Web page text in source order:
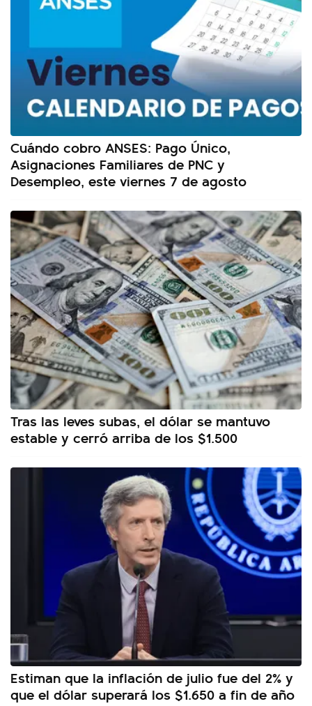
Cuándo cobro ANSES: Pago Único,
Asignaciones Familiares de PNC y
Desempleo, este viernes 7 de agosto
Tras las leves subas, el dólar se mantuvo
estable y cerró arriba de los $1.500
Estiman que la inflación de julio fue del 2% y
que el dólar superará los $1.650 a fin de año